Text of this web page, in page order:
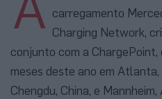
carregamento
Charging Network,
conjunto com a
meses deste ano em Atlanta,
Chengdu, China, e